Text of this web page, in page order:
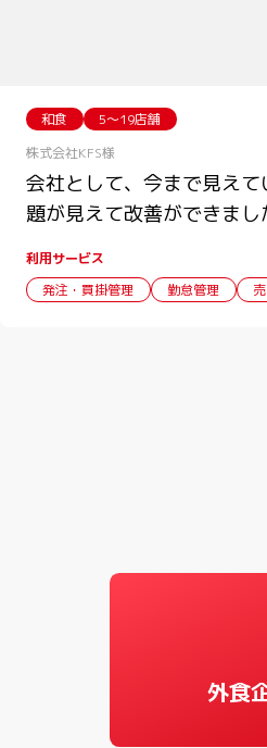
和食
5〜19店舗
株式会社KFS様
会社として、今まで見え
題が見えて改善ができまし
利用サービス
発注・買掛管理
勤怠管理
外食